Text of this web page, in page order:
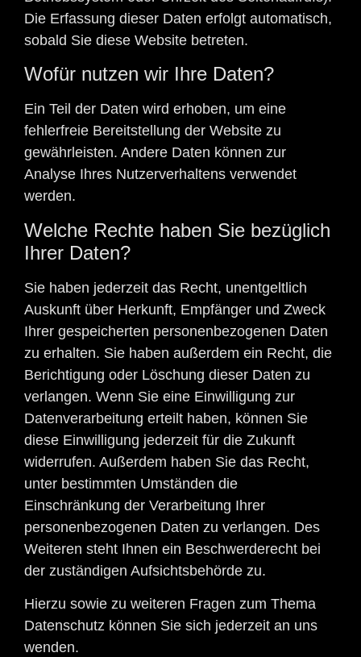
Die Erfassung dieser Daten erfolgt automatisch,
sobald Sie diese Website betreten.
Wofür nutzen wir Ihre Daten?
Ein Teil der Daten wird erhoben, um eine
fehlerfreie Bereitstellung der Website zu
gewährleisten. Andere Daten können zur
Analyse Ihres Nutzerverhaltens verwendet
werden.
Welche Rechte haben Sie bezüglich
Ihrer Daten?
Sie haben jederzeit das Recht, unentgeltlich
Auskunft über Herkunft, Empfänger und Zweck
Ihrer gespeicherten personenbezogenen Daten
zu erhalten. Sie haben außerdem ein Recht, die
Berichtigung oder Löschung dieser Daten zu
verlangen. Wenn Sie eine Einwilligung zur
Datenverarbeitung erteilt haben, können Sie
diese Einwilligung jederzeit für die Zukunft
widerrufen. Außerdem haben Sie das Recht,
unter bestimmten Umständen die
Einschränkung der Verarbeitung Ihrer
personenbezogenen Daten zu verlangen. Des
Weiteren steht Ihnen ein Beschwerderecht bei
der zuständigen Aufsichtsbehörde zu.
Hierzu sowie zu weiteren Fragen zum Thema
Datenschutz können Sie sich jederzeit an uns
wenden.